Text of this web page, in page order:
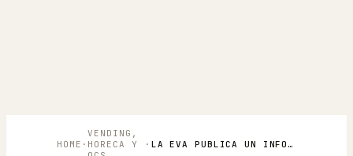
HOME ·
VENDING,
HORECA Y
· LA EVA PUBLICA UN INFORME SOBRE LA RECUPERACIÓN DE LA INDUSTRIA DEL VENDING